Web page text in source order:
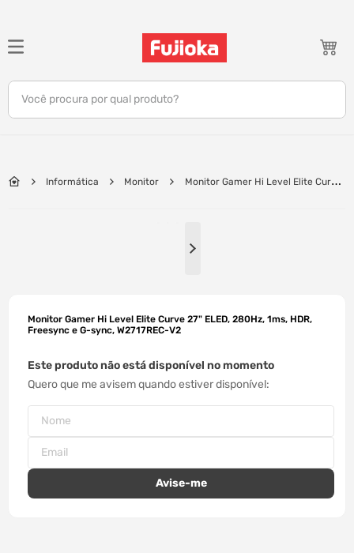
Você procura por qual produto?
Informática Monitor
Monitor Gamer Hi Level Elite Curve
Monitor Gamer Hi Level Elite Curve 27" ELED, 280Hz, 1ms, HDR,
Freesync e G-sync, W2717REC-V2
Este produto não está disponível no momento
Quero que me avisem quando estiver disponível
TERMOS MAIS BUSCADOS
1º
notebook
º
jbl
10
caixa som